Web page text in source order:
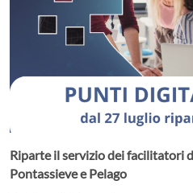
Riparte il servizio dei facilitatori
Pontassieve e Pelago